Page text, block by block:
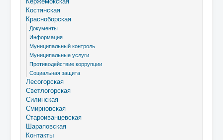
Костянская
Красноборская
Документы
Информация
Муниципальный контроль
Муниципальные услуги
Противодействие коррупции
Социальная защита
Лесогорская
Светлогорская
Силинская
Смирновская
Староиванцевская
Шараповская
Контакты